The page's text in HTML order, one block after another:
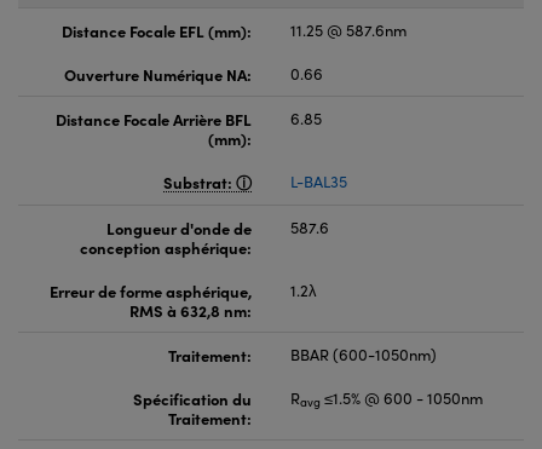
Distance Focale EFL (mm):
11.25 @ 587.6nm
Ouverture Numérique NA:
0.66
Distance Focale Arrière BFL
(mm):
6.85
Substrat: L-BAL35
Longueur d'onde de
conception asphérique:
587.6
Erreur de forme asphérique,
RMS à 632,8 nm:
1.2λ
Traitement:
BBAR (600-1050nm)
Spécification du
Traitement:
Ravg ≤1.5% @ 600 - 1050nm